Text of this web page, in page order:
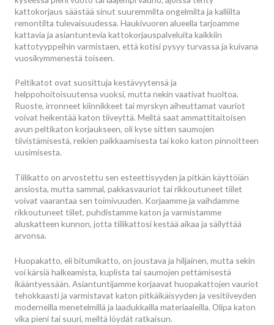
kattokorjaus säästää sinut suuremmilta ongelmilta ja kalliilta
remontilta tulevaisuudessa. Haukivuoren alueella tarjoamme
kattavia ja asiantuntevia kattokorjauspalveluita kaikkiin
kattotyyppeihin varmistaen, että kotisi pysyy turvassa ja kuivana
vuosikymmenestä toiseen.
Peltikatot ovat suosittuja kestävyytensä ja
helppohoitoisuutensa vuoksi, mutta nekin vaativat huoltoa.
Ruoste, irronneet kiinnikkeet tai myrskyn aiheuttamat vauriot
voivat heikentää katon tiiveyttä. Meiltä saat ammattitaitoisen
avun peltikaton korjaukseen, oli kyse sitten saumojen
tiivistämisestä, reikien paikkaamisesta tai koko katon pinnoitteen
uusimisesta.
Tiilikatto on arvostettu sen esteettisyyden ja pitkän käyttöiän
ansiosta, mutta sammal, pakkasvauriot tai rikkoutuneet tiilet
voivat vaarantaa sen toimivuuden. Korjaamme ja vaihdamme
rikkoutuneet tiilet, puhdistamme katon ja varmistamme
aluskatteen kunnon, jotta tiilikattosi kestää aikaa ja säilyttää
arvonsa.
Huopakatto, eli bitumikatto, on joustava ja hiljainen, mutta sekin
voi kärsiä halkeamista, kuplista tai saumojen pettämisestä
ikääntyessään. Asiantuntijamme korjaavat huopakattojen vauriot
tehokkaasti ja varmistavat katon pitkäikäisyyden ja vesitiiveyden
moderneilla menetelmillä ja laadukkailla materiaaleilla. Olipa katon
vika pieni tai suuri, meiltä löydät ratkaisun.